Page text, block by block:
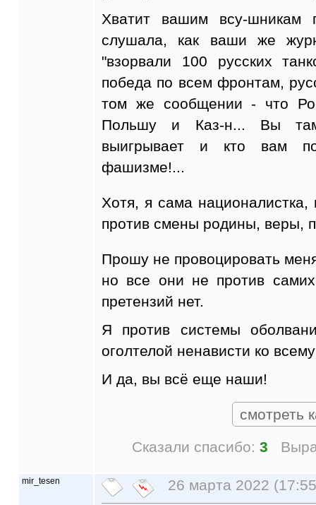
Хватит вашим всу-шникам
слушала, как ваши же
"взорвали 100 русских
победа по всем фронтам,
том же сообщении - что
Польшу и Каз-н... Вы
выигрывает и кто вам
фашизме!...
Хотя, я сама
против смены родины, веры,
Прошу не провоцировать
но все они не против
претензий нет.
Я против системы
оголтелой ненависти ко
И да, вы всё еще наши!
смотреть
Сказали спасибо: 3
mir_tesen 26 марта 2022